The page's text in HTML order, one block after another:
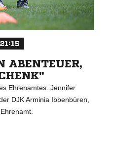
ABENTEUER,
Ehrenamtes. Jennifer
DJK Arminia Ibbenbüren,